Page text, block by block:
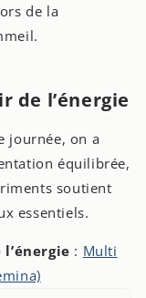
de la
de l’énergie
journée, on a
équilibrée,
soutient
essentiels.
: Multi